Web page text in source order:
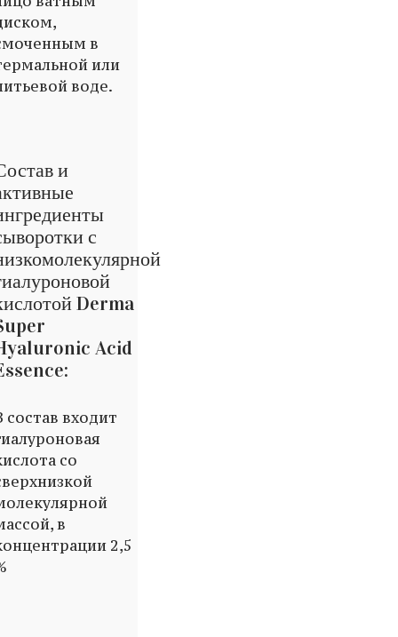
в
или
воде.
и
с
Derma
Acid
состав входит
со
в
2,5